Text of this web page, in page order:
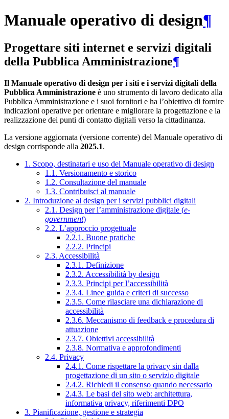
Manuale operativo di design¶
Progettare siti internet e servizi digitali
della Pubblica Amministrazione¶
Il Manuale operativo di design per i siti e i servizi digitali della
Pubblica Amministrazione è uno strumento di lavoro dedicato alla
Pubblica Amministrazione e i suoi fornitori e ha l’obiettivo di fornire
indicazioni operative per orientare e migliorare la progettazione e la
realizzazione dei punti di contatto digitali verso la cittadinanza.
La versione aggiornata (versione corrente) del Manuale operativo di
design corrisponde alla 2025.1.
1. Scopo, destinatari e uso del Manuale operativo di design
1.1. Versionamento e storico
1.2. Consultazione del manuale
1.3. Contribuisci al manuale
2. Introduzione al design per i servizi pubblici digitali
2.1. Design per l’amministrazione digitale (e-
government)
2.2. L’approccio progettuale
2.2.1. Buone pratiche
2.2.2. Principi
2.3. Accessibilità
2.3.1. Definizione
2.3.2. Accessibilità by design
2.3.3. Principi per l’accessibilità
2.3.4. Linee guida e criteri di successo
2.3.5. Come rilasciare una dichiarazione di
accessibilità
2.3.6. Meccanismo di feedback e procedura di
attuazione
2.3.7. Obiettivi accessibilità
2.3.8. Normativa e approfondimenti
2.4. Privacy
2.4.1. Come rispettare la privacy sin dalla
progettazione di un sito o servizio digitale
2.4.2. Richiedi il consenso quando necessario
2.4.3. Le basi del sito web: architettura,
informativa privacy, riferimenti DPO
3. Pianificazione, gestione e strategia